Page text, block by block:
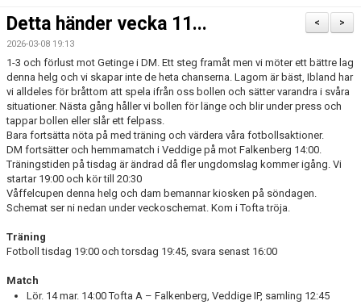
LEDARE / TRUPP
BILDGALLERI
DOKUMENT
>
<
Detta händer vecka 11...
2026-03-08 19:13
1-3 och förlust mot Getinge i DM. Ett steg framåt men vi möter ett bättre lag
denna helg och vi skapar inte de heta chanserna. Lagom är bäst, Ibland har
vi alldeles för bråttom att spela ifrån oss bollen och sätter varandra i svåra
situationer. Nästa gång håller vi bollen för länge och blir under press och
tappar bollen eller slår ett felpass.
Bara fortsätta nöta på med träning och värdera våra fotbollsaktioner.
DM fortsätter och hemmamatch i Veddige på mot Falkenberg 14:00.
Träningstiden på tisdag är ändrad då fler ungdomslag kommer igång. Vi
startar 19:00 och kör till 20:30
Våffelcupen denna helg och dam bemannar kiosken på söndagen.
Schemat ser ni nedan under veckoschemat. Kom i Tofta tröja.
Träning
Fotboll tisdag 19:00 och torsdag 19:45, svara senast 16:00
Match
Lör. 14 mar. 14:00 Tofta A – Falkenberg, Veddige IP, samling 12:45